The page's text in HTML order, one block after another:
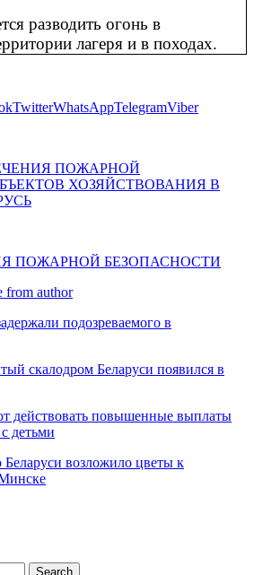
разводить огонь в
лагеря и в походах.
TwitterWhatsAppTelegramViber
ПОЖАРНОЙ
ХОЗЯЙСТВОВАНИЯ В
ПОЖАРНОЙ БЕЗОПАСНОСТИ
from author
подозреваемого в
скалодром Беларуси появился в
действовать повышенные выплаты
детьми
возложило цветы к